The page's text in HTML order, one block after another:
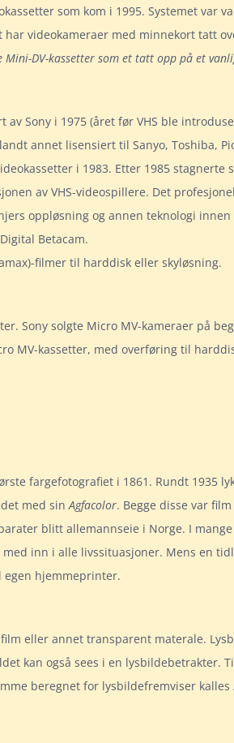
som kom i 1995. Systemet var
har videokameraer med minnekort tatt
DV-kassetter som et tatt opp på et
av Sony i 1975 (året før VHS ble
annet lisensiert til Sanyo, Toshiba,
i 1983. Etter 1985
av VHS-videospillere. Det
oppløsning og annen teknologi
Betacam.
filmer til harddisk eller skyløsning.
Sony solgte Micro MV-kameraer på
MV-kassetter, med overføring til
fargefotografiet i 1861. Rundt 1935
med sin Agfacolor. Begge disse var
blitt allemannseie i Norge. I
inn i alle livssituasjoner. Mens en
hjemmeprinter.
eller annet transparent materale.
kan også sees i en lysbildebetrakter.
beregnet for lysbildefremviser kalles